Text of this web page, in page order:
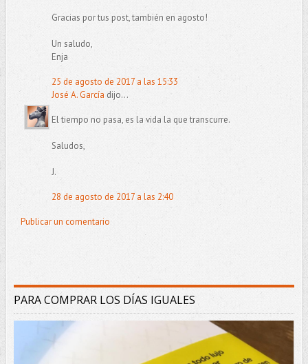
Gracias por tus post, también en agosto!
Un saludo,
Enja
25 de agosto de 2017 a las 15:33
José A. García dijo...
El tiempo no pasa, es la vida la que transcurre.
Saludos,
J.
28 de agosto de 2017 a las 2:40
Publicar un comentario
PARA COMPRAR LOS DÍAS IGUALES